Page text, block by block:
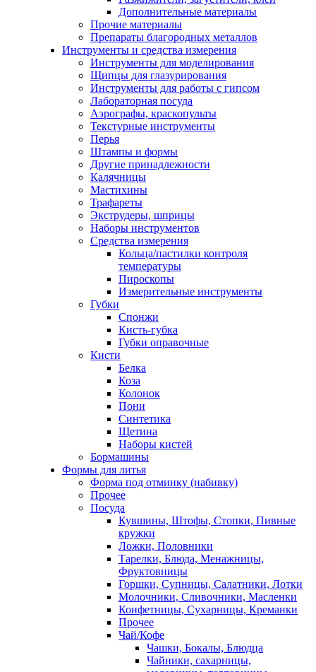
Дополнительные материалы
Прочие материалы
Препараты благородных металлов
Инструменты и средства измерения
Инструменты для моделирования
Щипцы для глазурирования
Инструменты для работы с гипсом
Лабораторная посуда
Аэрографы, краскопульты
Текстурные инструменты
Перья
Штампы и формы
Другие принадлежности
Калячницы
Мастихины
Трафареты
Экструдеры, шприцы
Наборы инструментов
Средства измерения
Кольца/пастилки контроля
температуры
Пироскопы
Измерительные инструменты
Губки
Спонжи
Кисть-губка
Губки оправочные
Кисти
Белка
Коза
Колонок
Пони
Синтетика
Щетина
Наборы кистей
Бормашины
Формы для литья
Форма под отминку (набивку)
Прочее
Посуда
Кувшины, Штофы, Стопки, Пивные
кружки
Ложки, Половники
Тарелки, Блюда, Менажницы,
Фруктовницы
Горшки, Супницы, Салатники, Лотки
Молочники, Сливочники, Масленки
Конфетницы, Сухарницы, Креманки
Прочее
Чай/Кофе
Чашки, Бокалы, Блюдца
Чайники, сахарницы,